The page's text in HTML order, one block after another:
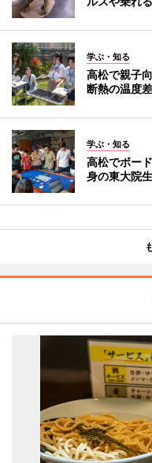
学ぶ・知る
高松で親子
断熱の温度
学ぶ・知る
高松でボー
身の東大院